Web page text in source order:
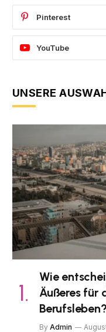
Pinterest
YouTube
UNSERE
Wie
Äußeres für
Berufsleben?
By Admin